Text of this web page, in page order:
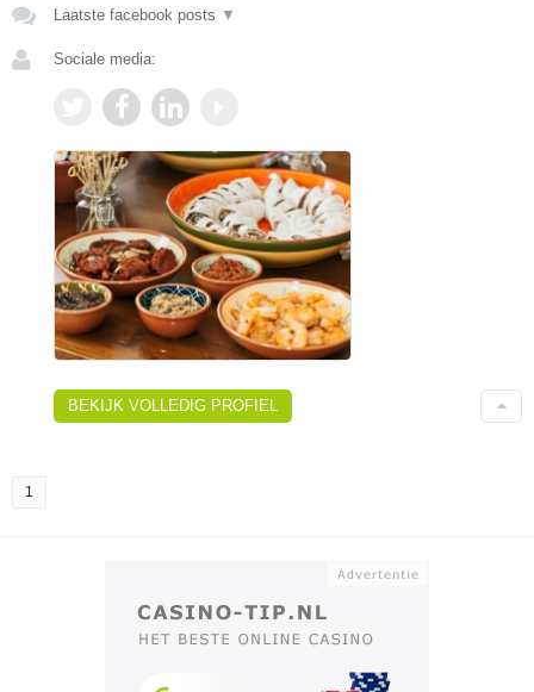
Laatste facebook posts ▼
Sociale media:
BEKIJK VOLLEDIG PROFIEL
1